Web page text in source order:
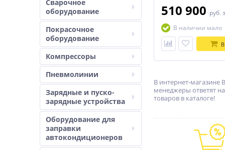
Сварочное
оборудование
Покрасочное
оборудование
Компрессоры
Пневмолинии
Зарядные и пуско-
зарядные устройства
Оборудование для
заправки
автокондиционеров
510 900 руб.
В наличии мало
В интернет-магазине
менеджеры ответят
товаров в каталоге!